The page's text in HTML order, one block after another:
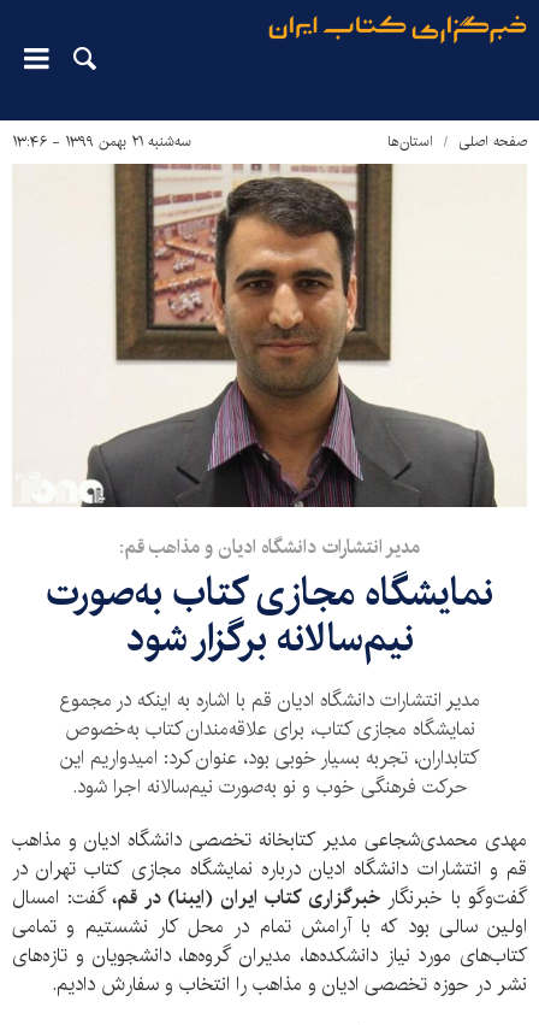
صفحه اصلی استان‌ها سه‌شنبه ۲۱ بهمن ۱۳۹۹ - ۱۳:۴۶
مدیر انتشارات دانشگاه ادیان و مذاهب قم:
نمایشگاه مجازی کتاب به‌صورت
نیم‌سالانه برگزار شود
مدیر انتشارات دانشگاه ادیان قم با اشاره به اینکه در مجموع
نمایشگاه مجازی کتاب، برای علاقه‌مندان کتاب به‌خصوص
کتابداران، تجربه بسیار خوبی بود، عنوان کرد: امیدواریم این
حرکت فرهنگی خوب و نو به‌صورت نیم‌سالانه اجرا شود.
مهدی محمدی‌شجاعی مدیر کتابخانه تخصصی دانشگاه ادیان و مذاهب
قم و انتشارات دانشگاه ادیان درباره نمایشگاه مجازی کتاب تهران در
گفت‌وگو با خبرنگارخبرگزاری کتاب ایران (ایبنا) در قم،گفت: امسال
اولین سالی بود که با‌ آرامش تمام در محل کار نشستیم و تمامی
کتاب‌های مورد نیاز دانشکده‌ها، مدیران گروه‌ها، دانشجویان و تازه‌های
نشر در حوزه تخصصی ادیان و مذاهب را انتخاب و سفارش دادیم.